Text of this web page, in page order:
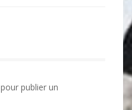
pour publier un